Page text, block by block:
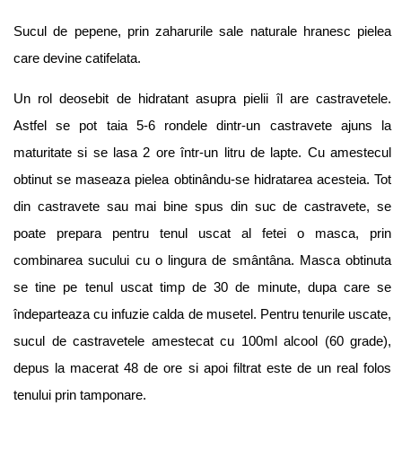
Sucul de pepene, prin zaharurile sale naturale hranesc pielea
care devine catifelata.
Un rol deosebit de hidratant asupra pielii îl are castravetele.
Astfel se pot taia 5-6 rondele dintr-un castravete ajuns la
maturitate si se lasa 2 ore într-un litru de lapte. Cu amestecul
obtinut se maseaza pielea obtinându-se hidratarea acesteia. Tot
din castravete sau mai bine spus din suc de castravete, se
poate prepara pentru tenul uscat al fetei o masca, prin
combinarea sucului cu o lingura de smântâna. Masca obtinuta
se tine pe tenul uscat timp de 30 de minute, dupa care se
îndeparteaza cu infuzie calda de musetel. Pentru tenurile uscate,
sucul de castravetele amestecat cu 100ml alcool (60 grade),
depus la macerat 48 de ore si apoi filtrat este de un real folos
tenului prin tamponare.